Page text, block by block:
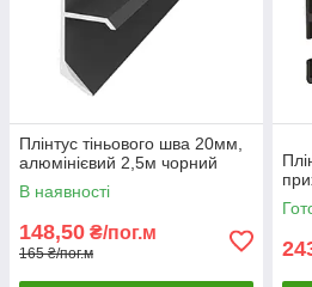
Плінтус тіньового шва 20мм,
алюмінієвий 2,5м чорний
В наявності
148,50 ₴/пог.м
165 ₴/пог.м